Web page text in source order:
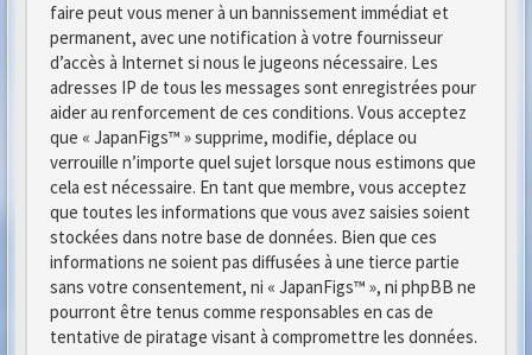
faire peut vous mener à un bannissement immédiat et
permanent, avec une notification à votre fournisseur
d’accès à Internet si nous le jugeons nécessaire. Les
adresses IP de tous les messages sont enregistrées pour
aider au renforcement de ces conditions. Vous acceptez
que « JapanFigs™ » supprime, modifie, déplace ou
verrouille n’importe quel sujet lorsque nous estimons que
cela est nécessaire. En tant que membre, vous acceptez
que toutes les informations que vous avez saisies soient
stockées dans notre base de données. Bien que ces
informations ne soient pas diffusées à une tierce partie
sans votre consentement, ni « JapanFigs™ », ni phpBB ne
pourront être tenus comme responsables en cas de
tentative de piratage visant à compromettre les données.